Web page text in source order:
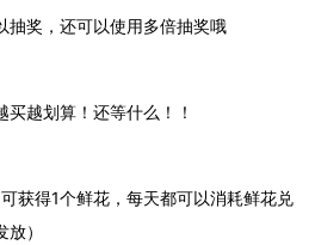
抽奖，还可以使用多倍抽奖哦
越划算！还等什么！！
获得1个鲜花，每天都可以消耗鲜花兑
）